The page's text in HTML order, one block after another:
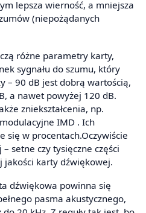
lepsza wierność, a mniejsza
(niepożądanych
różne parametry karty,
sygnału do szumu, który
– 90 dB jest dobrą wartością,
a nawet powyżej 120 dB.
zniekształcenia, np.
IMD . Ich
się w procentach.Oczywiście
setne czy tysięczne części
jakości karty dźwiękowej.
dźwiękowa powinna się
pasma akustycznego,